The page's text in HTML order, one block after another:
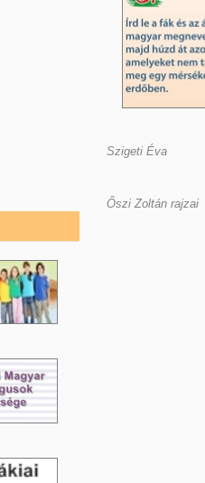
Szigeti Éva
Őszi Zoltán rajzai